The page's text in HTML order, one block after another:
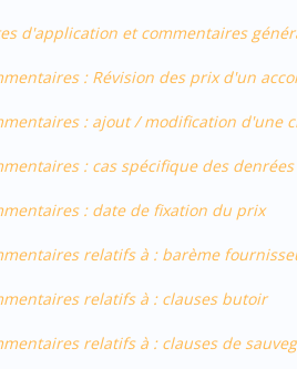
d'application et commentaires
: Révision des prix d'un
: ajout / modification d'une
: cas spécifique des
: date de fixation du prix
relatifs à : barème
relatifs à : clauses butoir
relatifs à : clauses de